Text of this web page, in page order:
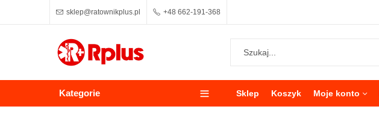
sklep@ratownikplus.pl +48 662-191-368
Kategorie Sklep Koszyk Moje konto